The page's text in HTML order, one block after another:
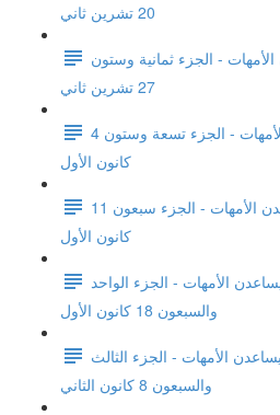
20 تشرين ثاني
- الجزء ثمانية وستون
27 تشرين ثاني
جلسة الدعم - أمهات يساعدن الأمهات - الجزء تسعة وستون 4
كانون الأول
جلسة الدعم - أمهات يساعدن الأمهات - الجزء سبعون 11
كانون الأول
الأمهات - الجزء الواحد
والسبعون 18 كانون الأول
الأمهات - الجزء الثالث
والسبعون 8 كانون الثاني